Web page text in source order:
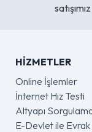
HIZMETLER
Online İşlemler
İnternet Hız Testi
Altyapı
E-Devlet ile Evrak